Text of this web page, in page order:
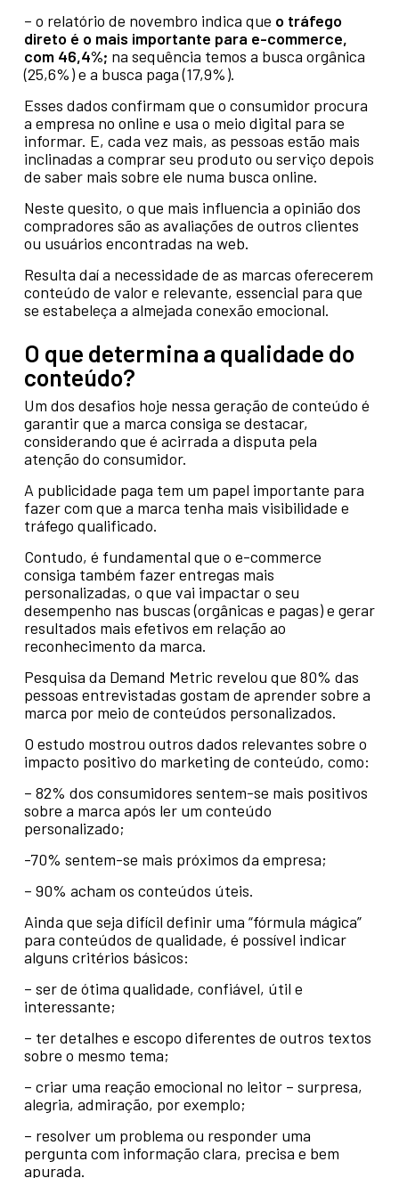
– o relatório de novembro indica que o tráfego
direto é o mais importante para e-commerce,
com 46,4%; na sequência temos a busca orgânica
(25,6%) e a busca paga (17,9%).
Esses dados confirmam que o consumidor procura
a empresa no online e usa o meio digital para se
informar. E, cada vez mais, as pessoas estão mais
inclinadas a comprar seu produto ou serviço depois
de saber mais sobre ele numa busca online.
Neste quesito, o que mais influencia a opinião dos
compradores são as avaliações de outros clientes
ou usuários encontradas na web.
Resulta daí a necessidade de as marcas oferecerem
conteúdo de valor e relevante, essencial para que
se estabeleça a almejada conexão emocional.
O que determina a qualidade do
conteúdo?
Um dos desafios hoje nessa geração de conteúdo é
garantir que a marca consiga se destacar,
considerando que é acirrada a disputa pela
atenção do consumidor.
A publicidade paga tem um papel importante para
fazer com que a marca tenha mais visibilidade e
tráfego qualificado.
Contudo, é fundamental que o e-commerce
consiga também fazer entregas mais
personalizadas, o que vai impactar o seu
desempenho nas buscas (orgânicas e pagas) e gerar
resultados mais efetivos em relação ao
reconhecimento da marca.
Pesquisa da Demand Metric revelou que 80% das
pessoas entrevistadas gostam de aprender sobre a
marca por meio de conteúdos personalizados.
O estudo mostrou outros dados relevantes sobre o
impacto positivo do marketing de conteúdo, como:
– 82% dos consumidores sentem-se mais positivos
sobre a marca após ler um conteúdo
personalizado;
-70% sentem-se mais próximos da empresa;
– 90% acham os conteúdos úteis.
Ainda que seja difícil definir uma “fórmula mágica”
para conteúdos de qualidade, é possível indicar
alguns critérios básicos:
– ser de ótima qualidade, confiável, útil e
interessante;
– ter detalhes e escopo diferentes de outros textos
sobre o mesmo tema;
– criar uma reação emocional no leitor – surpresa,
alegria, admiração, por exemplo;
– resolver um problema ou responder uma
pergunta com informação clara, precisa e bem
apurada.